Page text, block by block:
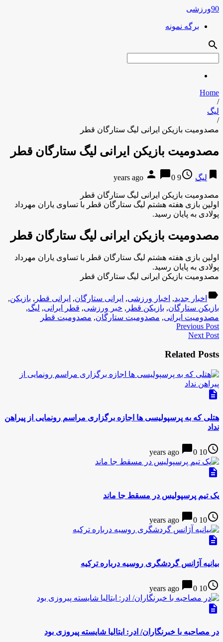
90ورزشی
برگه نمونه
search
Home
/
لیگ
/
مصدومیت بازیکن ایرانی لیگ ستارگان قطر
مصدومیت بازیکن ایرانی لیگ ستارگان قطر
bookmark لیگ access_time
9 years ago
person chat_bubble0
مصدومیت بازیکن ایرانی لیگ ستارگان قطر
اولین بازی هفته هشتم لیگ ستارگان قطر با تساوی یاران مهرداد
پولادی به پایان رسید.
مصدومیت بازیکن ایرانی لیگ ستارگان قطر
اولین بازی هفته هشتم لیگ ستارگان قطر با تساوی یاران مهرداد
پولادی به پایان رسید.
مصدومیت بازیکن ایرانی لیگ ستارگان قطر
label اخبار جدید, اخبار ورزشی, ایرانی ستارگان, ایرانی قطر , بازیکن,
بازیکن ستارگان, بازیکن قطر , خبر ورزشی, قطر ایرانی, لیگ,
مصدومیت ایرانی, مصدومیت ستارگان, مصدومیت قطر
Previous Post
Next Post
Related Posts
description
هتلی که به پرسپولیسی ها اجازه برگزاری مراسم رونمایی از پیراهن
نداد
access_time
10 years ago
chat_bubble0
description
یک تیم پرسپولیس در مسقط جا ماند
access_time
10 years ago
chat_bubble0
description
بیانیه آژانس گردشگری روسیه درباره ترکیه
access_time
10 years ago
chat_bubble0
description
در مصاحبه با خبرنگاران/ ادر: ایتالیا شایسته پیروزی بود